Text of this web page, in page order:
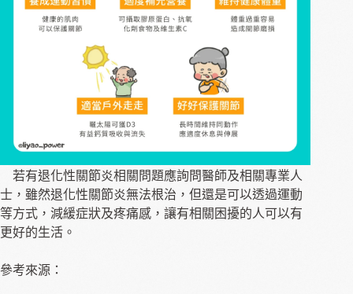
若有退化性關節炎相關問題應詢問醫師及相關專業人
士，雖然退化性關節炎無法根治，但還是可以透過運動
等方式，減緩症狀及疼痛感，讓有相關困擾的人可以有
更好的生活。
參考來源：